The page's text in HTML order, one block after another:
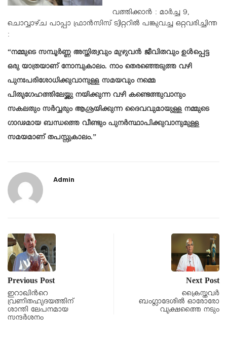
വത്തിക്കാൻ : മാർച്ച 9,
ചൊവ്വാഴ്ച പാപ്പാ ഫ്രാൻസിസ് ട്വിറ്ററിൽ പങ്കുവച്ച ഒറ്റവരിച്ചിന്ത
:
“നമ്മുടെ സമ്പൂർണ്ണ അസ്തിത്വവും മുഴുവൻ ജീവിതവും ഉൾപ്പെട്ട
ഒരു യാത്രയാണ് നോമ്പുകാലം. നാം തെരഞ്ഞെടുത്ത വഴി
പുനഃപരിശോധിക്കുവാനുള്ള സമയവും നമ്മെ
പിതൃഗേഹത്തിലേയ്ക്കു നയിക്കുന്ന വഴി കണ്ടെത്തുവാനും
സകലതും സർവ്വരും ആശ്രയിക്കുന്ന ദൈവവുമായുള്ള നമ്മുടെ
ഗാഢമായ ബന്ധത്തെ വീണ്ടും പുനർസ്ഥാപിക്കുവാനുമുള്ള
സമയമാണ് തപസ്സുകാലം.”
Admin
Previous Post
ഇറാഖിന്‍റെ
വ്രണിതഹൃദയത്തിന്
ശാന്തി ലേപനമായ
സന്ദർശനം
Next Post
ക്രൈസ്തവർ
ബംഗ്ലാദേശിൽ ഓരോരോ
വൃക്ഷത്തൈ നടും